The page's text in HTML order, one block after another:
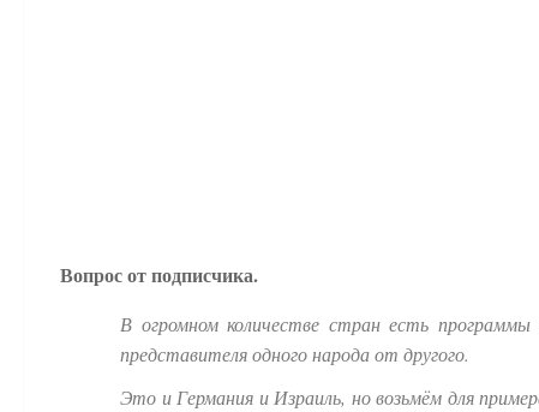
Вопрос от подписчика.
В огромном количестве стран есть
представителя одного народа от другого.
Это и Германия и Израиль, но возьмём для